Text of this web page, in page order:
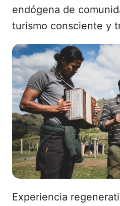
endógena de
turismo consciente y
Experiencia